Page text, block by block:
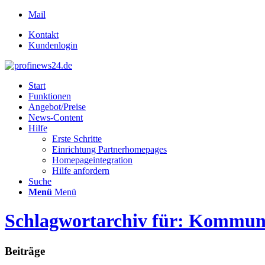
Mail
Kontakt
Kundenlogin
Start
Funktionen
Angebot/Preise
News-Content
Hilfe
Erste Schritte
Einrichtung Partnerhomepages
Homepageintegration
Hilfe anfordern
Suche
Menü Menü
Schlagwortarchiv für:
Beiträge